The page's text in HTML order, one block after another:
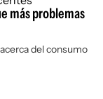
más problemas
del consumo